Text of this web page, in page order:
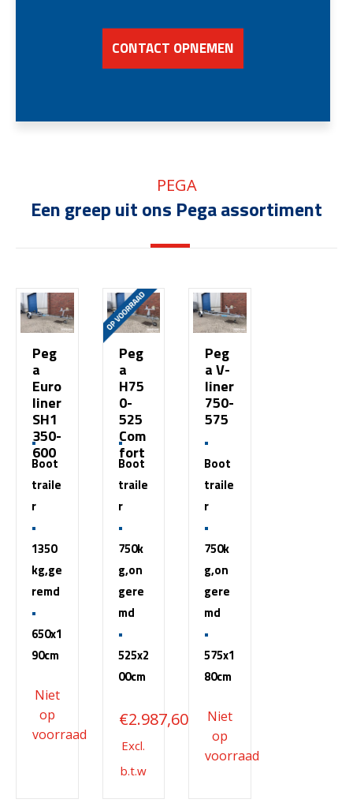
CONTACT OPNEMEN
PEGA
Een greep uit ons Pega assortiment
Peg
a
Euro
liner
SH1
350-
600
Boot
traile
r
1350
kg,ge
remd
650x1
90cm
Peg
a
H75
0-
525
Com
fort
Boot
traile
r
750k
g,on
gere
md
525x2
00cm
€2.987,60
Peg
a V-
liner
750-
575
Boot
traile
r
750k
g,on
gere
md
575x1
80cm